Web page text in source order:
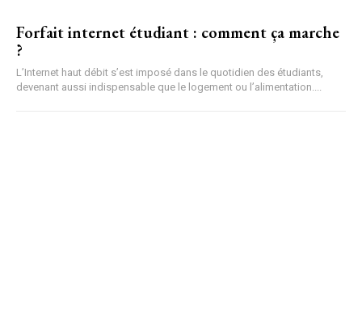
Forfait internet étudiant : comment ça marche
?
L’Internet haut débit s’est imposé dans le quotidien des étudiants,
devenant aussi indispensable que le logement ou l’alimentation....